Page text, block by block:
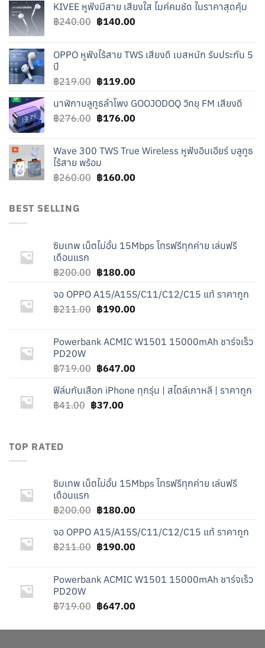
KIVEE หูฟังมีสาย เสียงใส ไมค์คมชัด ในราคาสุดคุ้ม
฿240.00 Original
฿240.00.
฿140.00Current
฿140.00.
OPPO หูฟังไร้สาย TWS เสียงดี เบสหนัก รับประกัน 5
ปี
฿219.00 Original
was:
฿219.00.
฿119.00Current
is:
฿119.00.
นาฬิกาบลูทูธลำโพง GOOJODOQ วิทยุ FM เสียงดี
฿276.00 Original
฿276.00.
฿176.00Current
฿176.00.
Wave 300 TWS True Wireless หูฟังอินเอียร์ บลูทูธ
ไร้สาย พร้อม
฿260.00 Original
฿160.00Current
BEST SELLING
ซิมเทพ เน็ตไม่อั้น 15Mbps โทรฟรีทุกค่าย เล่นฟรี
เดือนแรก
฿200.00 Original
was:
฿200.00.
฿180.00Current
is:
฿180.00.
จอ OPPO A15/A15S/C11/C12/C15 แท้ ราคาถูก
฿211.00 Original
฿211.00.
฿190.00Current
฿190.00.
Powerbank ACMIC W1501 15000mAh ชาร์จเร็ว
PD20W
฿719.00 Original
was:
฿719.00.
฿647.00Current
is:
ฟิล์มกันเสือก iPhone ทุกรุ่น | สไตล์เกาหลี | ราคาถูก
฿41.00 Original
฿37.00Current
TOP RATED
ซิมเทพ เน็ตไม่อั้น 15Mbps โทรฟรีทุกค่าย เล่นฟรี
เดือนแรก
฿200.00 Original
was:
฿200.00.
฿180.00Current
is:
฿180.00.
จอ OPPO A15/A15S/C11/C12/C15 แท้ ราคาถูก
฿211.00 Original
฿211.00.
฿190.00Current
฿190.00.
Powerbank ACMIC W1501 15000mAh ชาร์จเร็ว
PD20W
฿719.00 Original
was:
฿647.00Current
is: